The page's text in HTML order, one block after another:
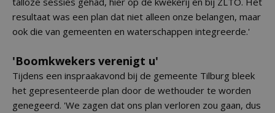
resultaat was een plan dat niet alleen onze belangen, maar
ook die van gemeenten en waterschappen integreerde.'
'Boomkwekers verenigt u'
Tijdens een inspraakavond bij de gemeente Tilburg bleek
het gepresenteerde plan door de wethouder te worden
genegeerd. 'We zagen dat ons plan verloren zou gaan, dus